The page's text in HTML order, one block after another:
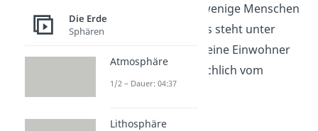
Heute leben nur sehr wenige Menschen
im Donaudelta, denn es steht unter
. Seine Einwohner
ernähren sich hauptsächlich vom
Fischfang.
Die Erde
Sphären
Atmosphäre
1/2 – Dauer: 04:37
Lithosphäre